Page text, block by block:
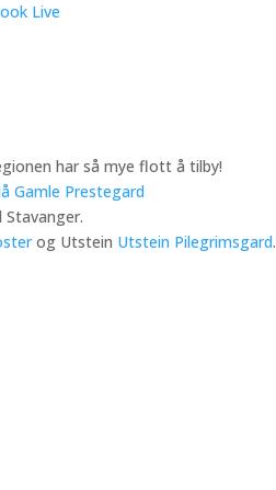
Live
har så mye flott å tilby!
Gamle Prestegard
og Utstein Utstein Pilegrimsgard.